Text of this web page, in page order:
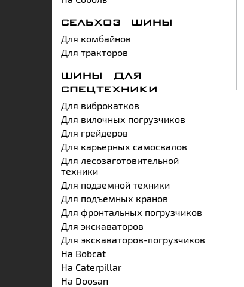
СЕЛЬХОЗ ШИНЫ
Для комбайнов
Для тракторов
ШИНЫ ДЛЯ
СПЕЦТЕХНИКИ
Для виброкатков
Для вилочных погрузчиков
Для грейдеров
Для карьерных самосвалов
Для лесозаготовительной
техники
Для подземной техники
Для подъемных кранов
Для фронтальных погрузчиков
Для экскаваторов
Для экскаваторов-погрузчиков
На Bobcat
На Caterpillar
На Doosan